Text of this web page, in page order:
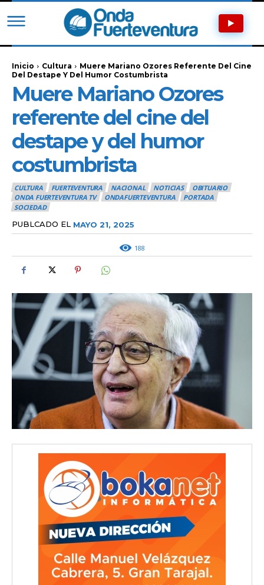
Inicio Cultura
Muere Mariano Ozores Referente Del Cine
Del Destape Y Del Humor Costumbrista
Muere Mariano Ozores
referente del cine del
destape y del humor
costumbrista
CULTURA FUERTEVENTURA NACIONAL NOTICIAS
OBITUARIO
ONDA FUERTEVENTURA TV
ONDAFUERTEVENTURA
PORTADA
SOCIEDAD
PUBLCADO EL MAYO 21, 2025
188